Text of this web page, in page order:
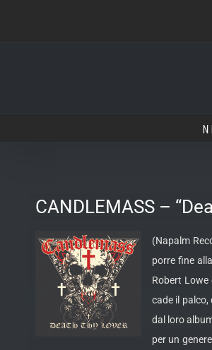
CANDLEMASS –
(Napalm
porre fine
Robert Lowe
cade il palco,
dal loro
per un